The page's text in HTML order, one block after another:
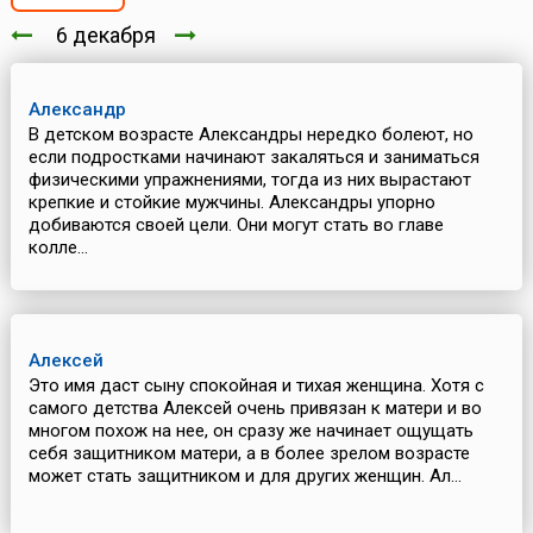
6 декабря
Александр
В детском возрасте Александры нередко болеют, но
если подростками начинают закаляться и заниматься
физическими упражнениями, тогда из них вырастают
крепкие и стойкие мужчины. Александры упорно
добиваются своей цели. Они могут стать во главе
колле...
Алексей
Это имя даст сыну спокойная и тихая женщина. Хотя с
самого детства Алексей очень привязан к матери и во
многом похож на нее, он сразу же начинает ощущать
себя защитником матери, а в более зрелом возрасте
может стать защитником и для других женщин. Ал...